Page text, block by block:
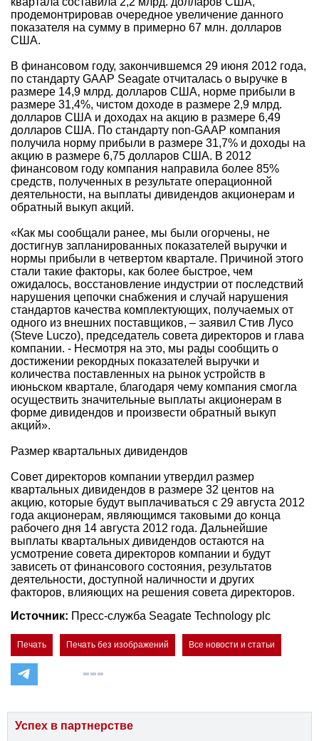
продемонтрировав очередное увеличение данного
показателя на сумму в примерно 67 млн. долларов
США.
В финансовом году, закончившемся 29 июня 2012 года,
по стандарту GAAP Seagate отчиталась о выручке в
размере 14,9 млрд. долларов США, норме прибыли в
размере 31,4%, чистом доходе в размере 2,9 млрд.
долларов США и доходах на акцию в размере 6,49
долларов США. По стандарту non-GAAP компания
получила норму прибыли в размере 31,7% и доходы на
акцию в размере 6,75 долларов США. В 2012
финансовом году компания направила более 85%
средств, полученных в результате операционной
деятельности, на выплаты дивидендов акционерам и
обратный выкуп акций.
«Как мы сообщали ранее, мы были огорчены, не
достигнув запланированных показателей выручки и
нормы прибыли в четвертом квартале. Причиной этого
стали такие факторы, как более быстрое, чем
ожидалось, восстановление индустрии от последствий
нарушения цепочки снабжения и случай нарушения
стандартов качества комплектующих, получаемых от
одного из внешних поставщиков, – заявил Стив Лусо
(Steve Luczo), председатель совета директоров и глава
компании. - Несмотря на это, мы рады сообщить о
достижении рекордных показателей выручки и
количества поставленных на рынок устройств в
июньском квартале, благодаря чему компания смогла
осуществить значительные выплаты акционерам в
форме дивидендов и произвести обратный выкуп
акций».
Размер квартальных дивидендов
Совет директоров компании утвердил размер
квартальных дивидендов в размере 32 центов на
акцию, которые будут выплачиваться с 29 августа 2012
года акционерам, являющимся таковыми до конца
рабочего дня 14 августа 2012 года. Дальнейшие
выплаты квартальных дивидендов остаются на
усмотрение совета директоров компании и будут
зависеть от финансового состояния, результатов
деятельности, доступной наличности и других
факторов, влияющих на решения совета директоров.
Источник: Пресс-служба Seagate Technology plc
Печать Печать без изображений Все новости и статьи
Успех в партнерстве